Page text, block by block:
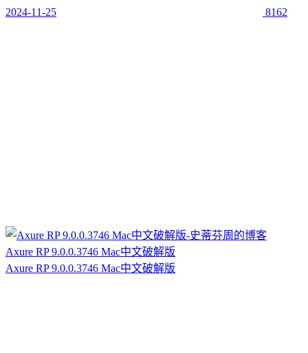
2024-11-25 8162
Axure RP 9.0.0.3746 Mac中文破解版
Axure RP 9.0.0.3746 Mac中文破解版